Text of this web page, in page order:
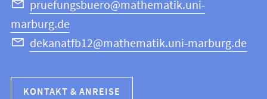
pruefungsbuero@mathematik.uni-
marburg.de
dekanatfb12@mathematik.uni-marburg.de
KONTAKT & ANREISE